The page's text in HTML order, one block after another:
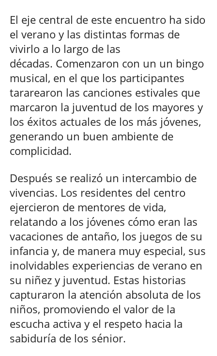
El eje central de este encuentro ha sido
el verano y las distintas formas de
vivirlo a lo largo de las
décadas. Comenzaron con un un bingo
musical, en el que los participantes
tararearon las canciones estivales que
marcaron la juventud de los mayores y
los éxitos actuales de los más jóvenes,
generando un buen ambiente de
complicidad.
Después se realizó un intercambio de
vivencias. Los residentes del centro
ejercieron de mentores de vida,
relatando a los jóvenes cómo eran las
vacaciones de antaño, los juegos de su
infancia y, de manera muy especial, sus
inolvidables experiencias de verano en
su niñez y juventud. Estas historias
capturaron la atención absoluta de los
niños, promoviendo el valor de la
escucha activa y el respeto hacia la
sabiduría de los sénior.